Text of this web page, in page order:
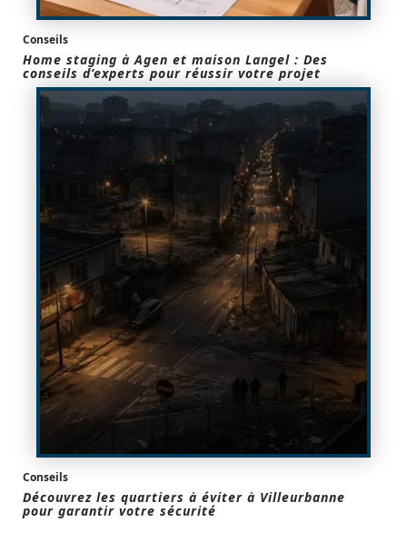
Conseils
Home staging à Agen et maison Langel : Des
conseils d’experts pour réussir votre projet
Conseils
Découvrez les quartiers à éviter à Villeurbanne
pour garantir votre sécurité